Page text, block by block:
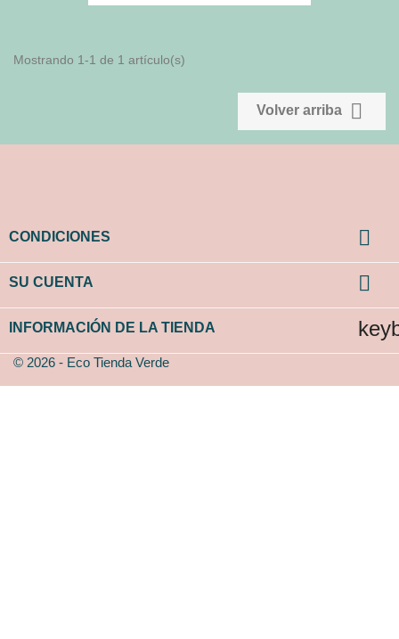
Mostrando 1-1 de 1 artículo(s)
Volver arriba 
CONDICIONES 
SU CUENTA 
INFORMACIÓN DE LA TIENDA
© 2026 - Eco Tienda Verde